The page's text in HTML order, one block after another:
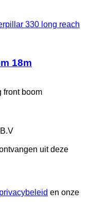
330 long reach
18m
front boom
uit deze
privacybeleid en onze